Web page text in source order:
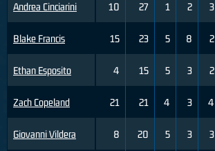
Andrea Cinciarini
Blake Francis
Ethan Esposito
Zach Copeland
Giovanni Vildera
10 27 1 2 3
15 23 5 8 2
4 15 5 3 2
21 21 4 3 4
8 20 5 3 3